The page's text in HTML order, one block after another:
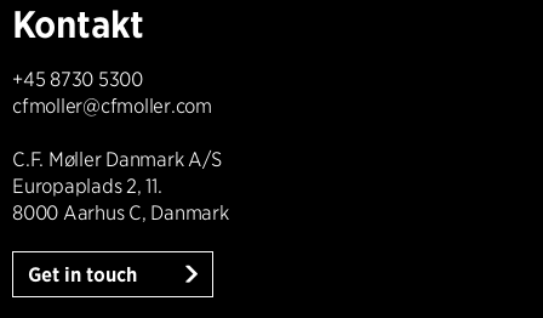
Kontakt
+45 8730 5300
cfmoller@cfmoller.com
C.F. Møller Danmark A/S
Europaplads 2, 11.
8000 Aarhus C, Danmark
Get in touch